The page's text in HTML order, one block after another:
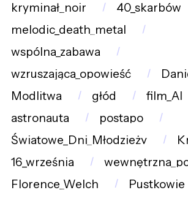
kryminał_noir
40_skarbów
melodic_death_metal
wspólna_zabawa
wzruszająca_opowieść
Modlitwa
głód
film_AI
astronauta
postapo
Światowe_Dni_Młodzieży
16_września
Florence_Welch
Pustkowie